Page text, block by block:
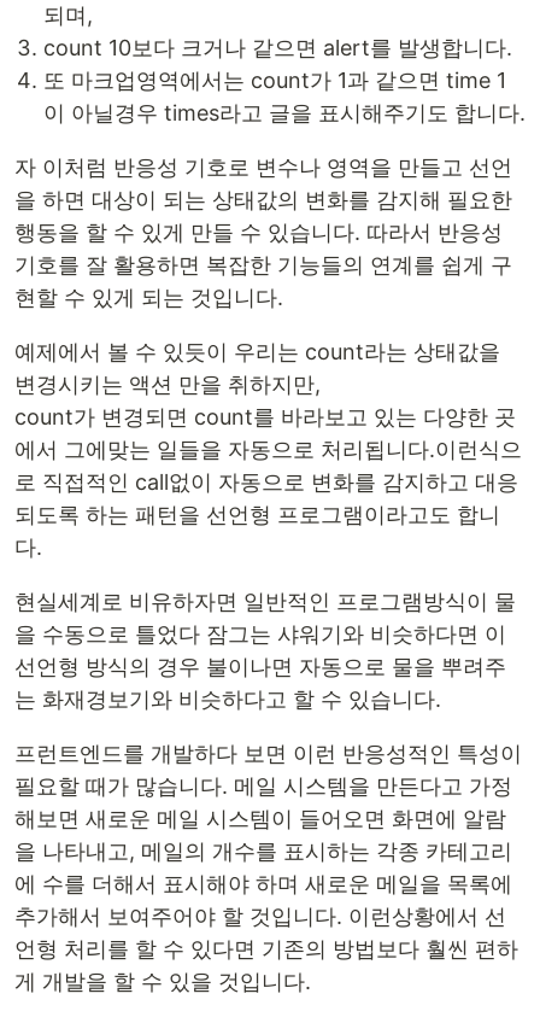
되며,
count 10보다 크거나 같으면 alert를 발생합니다.
또 마크업영역에서는 count가 1과 같으면 time 1
이 아닐경우 times라고 글을 표시해주기도 합니다.
자 이처럼 반응성 기호로 변수나 영역을 만들고 선언
을 하면 대상이 되는 상태값의 변화를 감지해 필요한
행동을 할 수 있게 만들 수 있습니다. 따라서 반응성
기호를 잘 활용하면 복잡한 기능들의 연계를 쉽게 구
현할 수 있게 되는 것입니다.
예제에서 볼 수 있듯이 우리는 count라는 상태값을
변경시키는 액션 만을 취하지만,
count가 변경되면 count를 바라보고 있는 다양한 곳
에서 그에맞는 일들을 자동으로 처리됩니다.이런식으
로 직접적인 call없이 자동으로 변화를 감지하고 대응
되도록 하는 패턴을 선언형 프로그램이라고도 합니
다.
현실세계로 비유하자면 일반적인 프로그램방식이 물
을 수동으로 틀었다 잠그는 샤워기와 비슷하다면 이
선언형 방식의 경우 불이나면 자동으로 물을 뿌려주
는 화재경보기와 비슷하다고 할 수 있습니다.
프런트엔드를 개발하다 보면 이런 반응성적인 특성이
필요할 때가 많습니다. 메일 시스템을 만든다고 가정
해보면 새로운 메일 시스템이 들어오면 화면에 알람
을 나타내고, 메일의 개수를 표시하는 각종 카테고리
에 수를 더해서 표시해야 하며 새로운 메일을 목록에
추가해서 보여주어야 할 것입니다. 이런상황에서 선
언형 처리를 할 수 있다면 기존의 방법보다 훨씬 편하
게 개발을 할 수 있을 것입니다.